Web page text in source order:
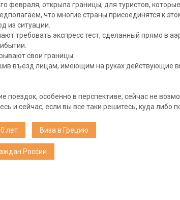
февраля, открыла границы, для туристов,
что многие страны присоединятся к
из ситуации.
требовать экспресс тест, сделанный прямо в
свои границы.
въезд лицам, имеющим на руках действующие
поездок, особенно в перспективе, сейчас не
и сейчас, если вы все таки решитесь, куда либо
лет Виза в Грецию
России